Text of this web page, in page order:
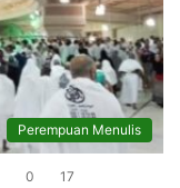
Perempuan Menulis
0 17